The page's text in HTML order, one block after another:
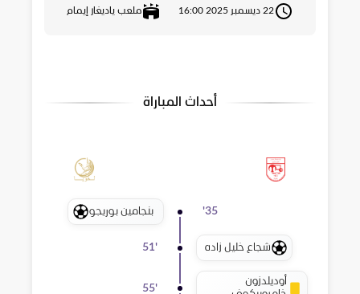
22 ديسمبر 2025 16:00 ملعب ياديغار إيمام
أحداث المباراة
35
' بنجامين بوريجو
شجاع خليل زاده 51'
أوديلدزون
55'